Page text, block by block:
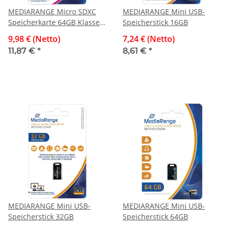
MEDIARANGE Micro SDXC
Speicherkarte 64GB Klasse
9,98 € (Netto)
11,87 € *
MEDIARANGE Mini USB-
Speicherstick 16GB
7,24 € (Netto)
8,61 € *
MEDIARANGE Mini USB-
Speicherstick 32GB
MEDIARANGE Mini USB-
Speicherstick 64GB